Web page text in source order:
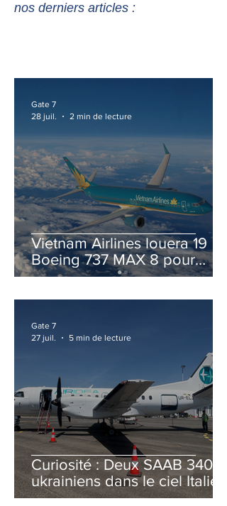
nos derniers articles :
Vietnam Airlines louera 19
Boeing 737 MAX 8 pour
accélérer la modernisation
Gate 7
28 juil.
2 min de lecture
Curiosité : Deux SAAB 340B
ukrainiens dans le ciel Italien
cet été
Gate 7
27 juil.
5 min de lecture